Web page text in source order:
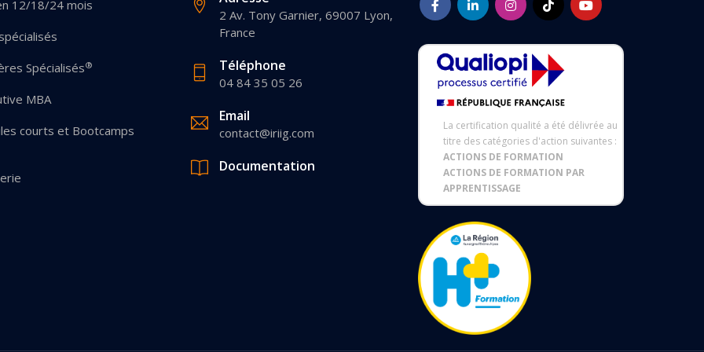
de confidentialité, en garantissant la conformité avec les réglementations. Personnalisez vos préférences pour contrôler
12/18/24 mois
Spécialisés®
MBA
courts et Bootcamps
2 Av. Tony Garnier, 69007 Lyon,
France
Téléphone
04 84 35 05 26
Email
contact@iriig.com
Documentation
La certification qualité a été délivrée au
titre des catégories d'action suivantes :
ACTIONS DE FORMATION
ACTIONS DE FORMATION PAR
APPRENTISSAGE